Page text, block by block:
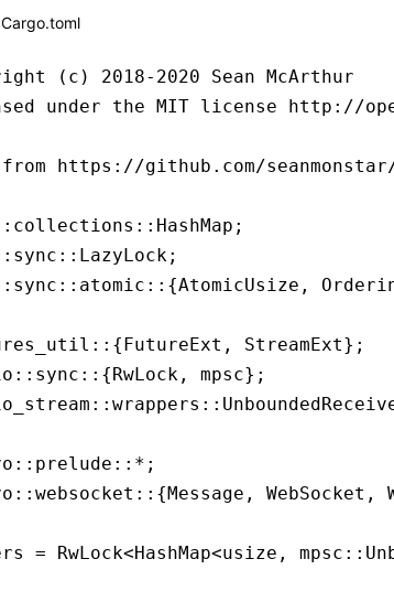
Cargo.toml
(c) 2018-2020 Sean McArthur
under the MIT license http://
https://github.com/seanmonstar/
collections :: HashMap ;
sync :: LazyLock;
sync :: atomic :: {AtomicUsize ,
:: {FutureExt , StreamExt};
:: sync :: {RwLock , mpsc};
:: wrappers ::
:: prelude ::* ;
:: websocket :: {Message , WebSocket ,
= RwLock<HashMap<usize , mpsc ::